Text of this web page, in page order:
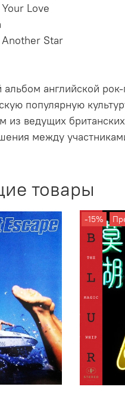
Love
Star
английской
популярную
из ведущих
между
товары
-15%